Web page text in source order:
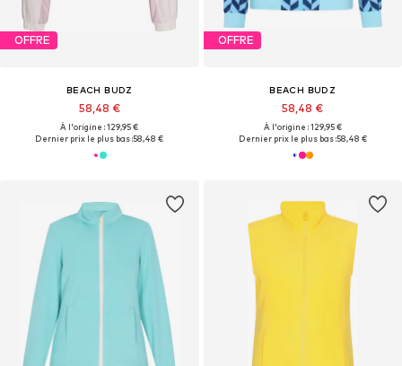
OFFRE
BEACH BUDZ
58,48 €
À l'origine : 129,95 €
Dernier prix le plus bas :58,48 €
OFFRE
BEACH BUDZ
58,48 €
À l'origine : 129,95 €
Dernier prix le plus bas :58,48 €